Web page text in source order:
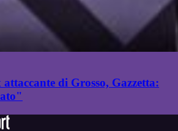
di Grosso, Gazzetta: